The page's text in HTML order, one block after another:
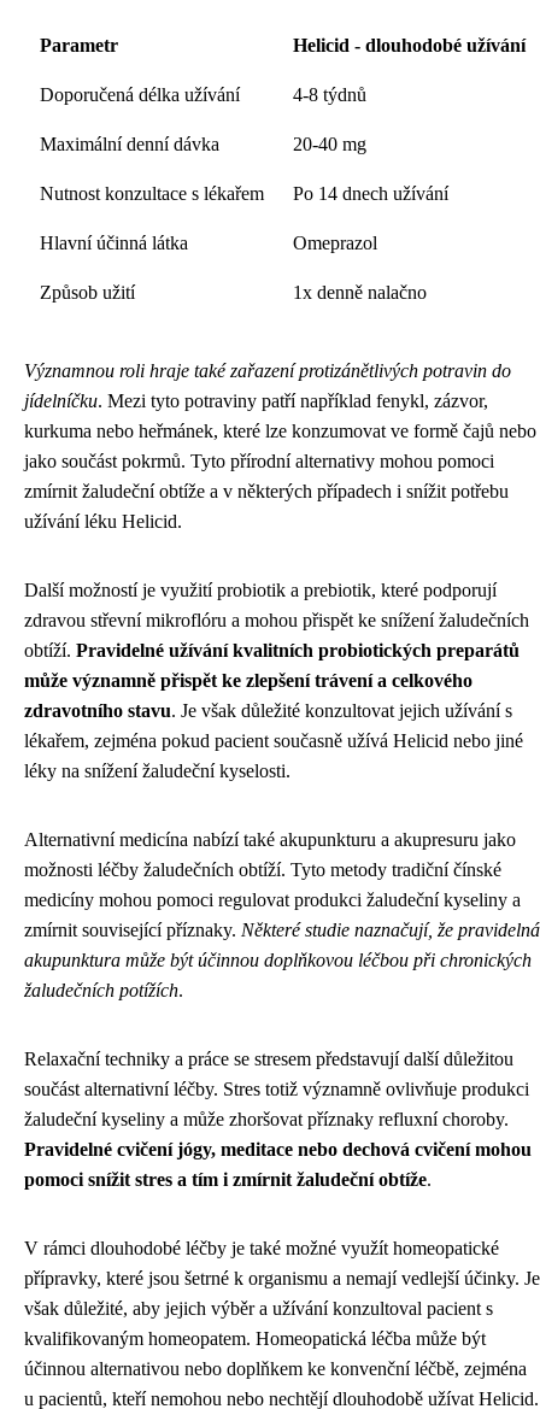
Parametr Helicid - dlouhodobé užívání
Doporučená délka užívání 4-8 týdnů
Maximální denní dávka 20-40 mg
Nutnost konzultace s lékařem Po 14 dnech užívání
Hlavní účinná látka Omeprazol
Způsob užití 1x denně nalačno
Významnou roli hraje také zařazení protizánětlivých potravin do
jídelníčku. Mezi tyto potraviny patří například fenykl, zázvor,
kurkuma nebo heřmánek, které lze konzumovat ve formě čajů nebo
jako součást pokrmů. Tyto přírodní alternativy mohou pomoci
zmírnit žaludeční obtíže a v některých případech i snížit potřebu
užívání léku Helicid.
Další možností je využití probiotik a prebiotik, které podporují
zdravou střevní mikroflóru a mohou přispět ke snížení žaludečních
obtíží. Pravidelné užívání kvalitních probiotických preparátů
může významně přispět ke zlepšení trávení a celkového
zdravotního stavu. Je však důležité konzultovat jejich užívání s
lékařem, zejména pokud pacient současně užívá Helicid nebo jiné
léky na snížení žaludeční kyselosti.
Alternativní medicína nabízí také akupunkturu a akupresuru jako
možnosti léčby žaludečních obtíží. Tyto metody tradiční čínské
medicíny mohou pomoci regulovat produkci žaludeční kyseliny a
zmírnit související příznaky. Některé studie naznačují, že pravidelná
akupunktura může být účinnou doplňkovou léčbou při chronických
žaludečních potížích.
Relaxační techniky a práce se stresem představují další důležitou
součást alternativní léčby. Stres totiž významně ovlivňuje produkci
žaludeční kyseliny a může zhoršovat příznaky refluxní choroby.
Pravidelné cvičení jógy, meditace nebo dechová cvičení mohou
pomoci snížit stres a tím i zmírnit žaludeční obtíže.
V rámci dlouhodobé léčby je také možné využít homeopatické
přípravky, které jsou šetrné k organismu a nemají vedlejší účinky. Je
však důležité, aby jejich výběr a užívání konzultoval pacient s
kvalifikovaným homeopatem. Homeopatická léčba může být
účinnou alternativou nebo doplňkem ke konvenční léčbě, zejména
u pacientů, kteří nemohou nebo nechtějí dlouhodobě užívat Helicid.